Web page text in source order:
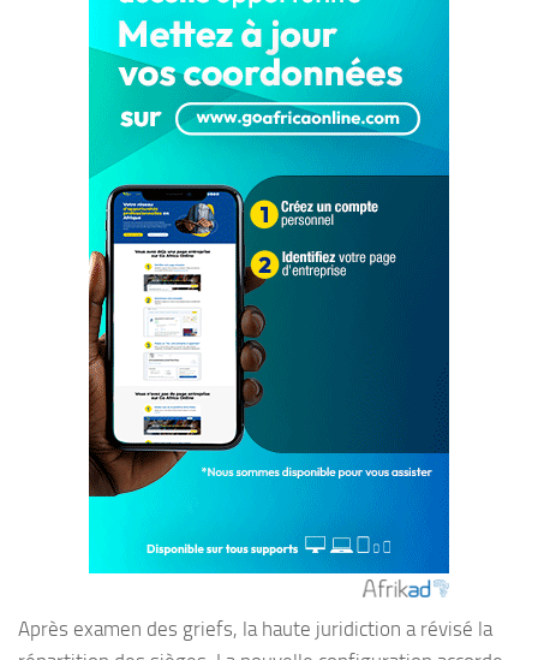
Après examen des griefs, la haute juridiction a révisé la